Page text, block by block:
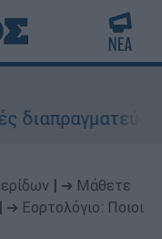
➔ Μάθετε
➔ Εορτολόγιο: Ποιοι